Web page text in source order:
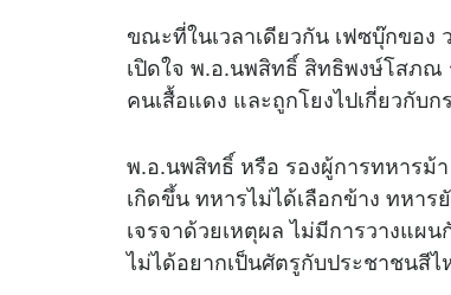
ขณะที่ในเวลาเดียวกัน เฟซบุ๊กของ
เปิดใจ พ.อ.นพสิทธิ์ สิทธิพงษ์โสภณ
คนเสื้อแดง และถูกโยงไปเกี่ยวกับ
พ.อ.นพสิทธิ์ หรือ รองผู้การทหารม้
เกิดขึ้น ทหารไม่ได้เลือกข้าง ทหา
เจรจาด้วยเหตุผล ไม่มีการวางแ
ไม่ได้อยากเป็นศัตรูกับประชาชนสี